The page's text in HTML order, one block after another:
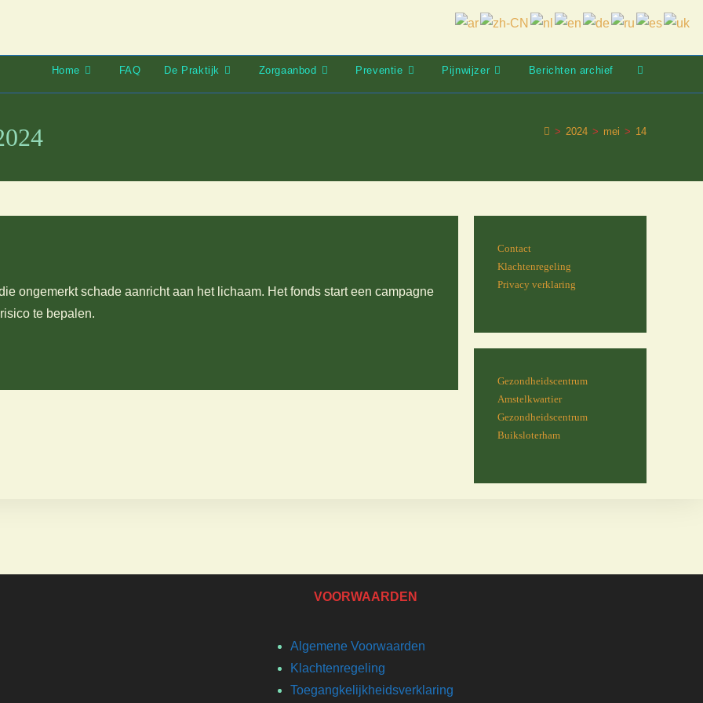
Home FAQ De Praktijk Zorgaanbod Preventie Pijnwijzer Berichten archief
Toggle
website
> 2024 > mei > 14
ongemerkt schade aanricht aan het lichaam. Het fonds start een campagne
te bepalen.
Contact
Klachtenregeling
Privacy verklaring
Gezondheidscentrum
Amstelkwartier
Gezondheidscentrum
Buiksloterham
VOORWAARDEN
Algemene Voorwaarden
Klachtenregeling
Toegangkelijkheidsverklaring